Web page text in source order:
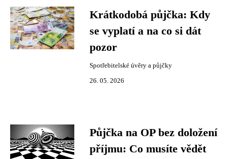
Krátkodobá půjčka: Kdy
se vyplatí a na co si dát
pozor
Spotřebitelské úvěry a půjčky
26. 05. 2026
Půjčka na OP bez doložení
příjmu: Co musíte vědět